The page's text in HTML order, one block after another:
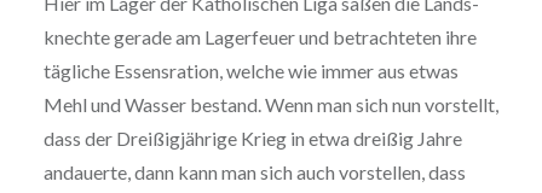
knech­te gerade am Lager­feu­er und betrach­te­ten ihre
tägliche Essens­ra­ti­on, welche wie immer aus etwas
Mehl und Wasser bestand. Wenn man sich nun vorstellt,
dass der Drei­ßig­jäh­ri­ge Krieg in etwa dreißig Jahre
andauerte, dann kann man sich auch vor­stel­len, dass